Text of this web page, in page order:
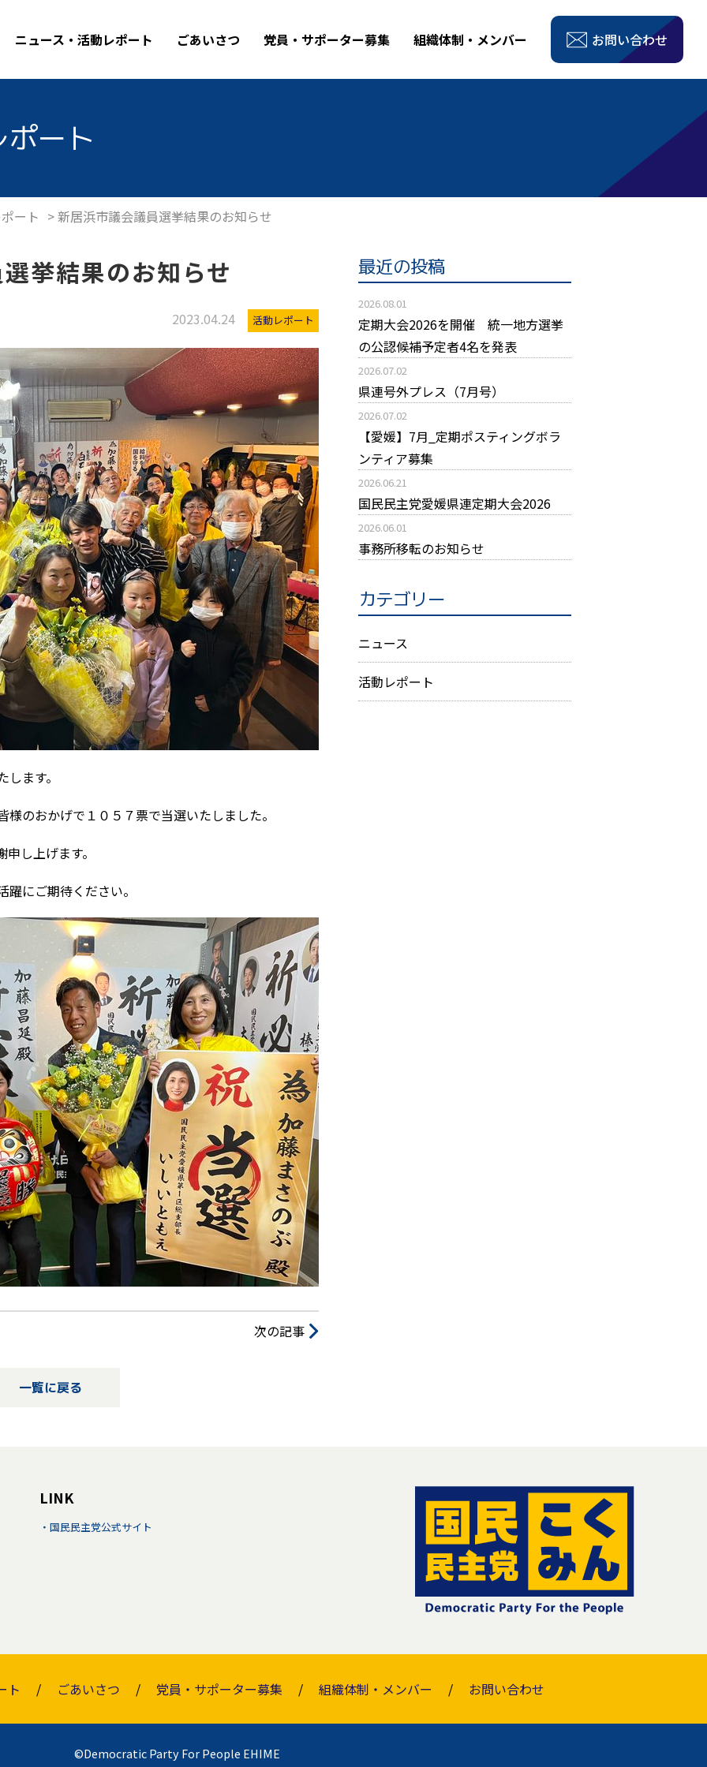
ニュース・活動レポート ごあいさつ 党員・サポーター募集 組織体制・メンバー お問い合わせ
ート
ート >新居浜市議会議員選挙結果のお知らせ
挙結果のお知らせ
2023.04.24 活動レポート
ます。
のおかげで１０５７票で当選いたしました。
し上げます。
にご期待ください。
次の記事
一覧に戻る
最近の投稿
2026.08.01
定期大会2026を開催 統一地方選挙
の公認候補予定者4名を発表
2026.07.02
県連号外プレス（7月号）
2026.07.02
【愛媛】7月_定期ポスティングボラ
ンティア募集
2026.06.21
国民民主党愛媛県連定期大会2026
2026.06.01
事務所移転のお知らせ
カテゴリー
ニュース
活動レポート
LINK
国民民主党公式サイト
ト ごあいさつ 党員・サポーター募集 組織体制・メンバー お問い合わせ
©Democratic Party For People EHIME